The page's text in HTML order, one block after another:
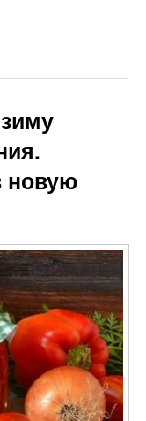
новую